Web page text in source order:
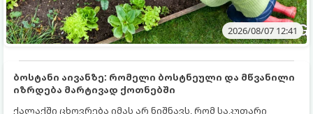
2026/08/07 12:41
ბოსტანი აივანზე: რომელი ბოსტნეული და მწვანილი
იზრდება მარტივად ქოთნებში
ქალაქში ცხოვრება იმას არ ნიშნავს, რომ საკუთარი